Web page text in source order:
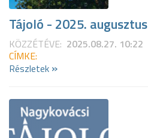
Tájoló - 2025. augusztus
KÖZZÉTÉVE: 2025.08.27. 10:22
CÍMKE:
Részletek »